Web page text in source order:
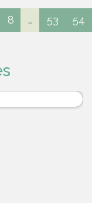
8 ... 53 54